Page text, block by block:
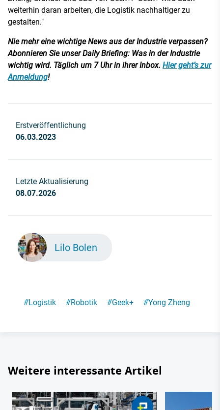
weiterhin daran arbeiten, die Logistik nachhaltiger zu
gestalten."
Nie mehr eine wichtige News aus der Industrie verpassen?
Abonnieren Sie unser Daily Briefing: Was in der Industrie
wichtig wird. Täglich um 7 Uhr in ihrer Inbox. Hier geht’s zur
Anmeldung!
Erstveröffentlichung
06.03.2023
Letzte Aktualisierung
08.07.2026
Lilo Bolen
#Logistik #Robotik #Geek+ #Yong Zheng
Weitere interessante Artikel